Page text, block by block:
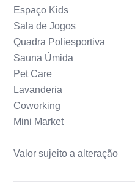
Espaço Kids
Sala de Jogos
Quadra Poliesportiva
Sauna Úmida
Pet Care
Lavanderia
Coworking
Mini Market
Valor sujeito a alteração